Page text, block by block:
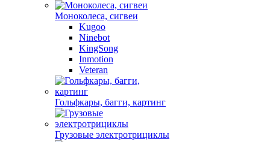
Моноколеса, сигвеи
Kugoo
Ninebot
KingSong
Inmotion
Veteran
Гольфкары, багги, картинг
Грузовые электротрициклы